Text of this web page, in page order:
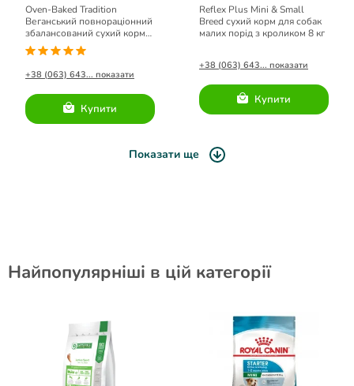
Oven-Baked Tradition
Веганський повнораціонний
збалансований сухий корм
для дорослих собак малих
порід.
+38 (063) 643... показати
Купити
Reflex Plus Mini & Small
Breed сухий корм для собак
малих порід з кроликом 8 кг
+38 (063) 643... показати
Купити
Показати ще
Найпопулярніші в цій категорії